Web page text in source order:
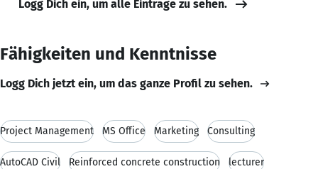
Logg Dich ein, um alle Einträge zu sehen.
Fähigkeiten und Kenntnisse
Logg Dich jetzt ein, um das ganze Profil zu sehen.
Project Management MS Office Marketing Consulting
AutoCAD Civil Reinforced concrete construction lecturer